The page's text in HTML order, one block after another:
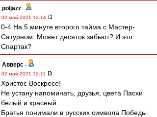
poljazz -
02 май 2021 12:14
0-4 На 5 минуте второго тайма с Мастер-
Сатурном. Может десяток забьют? И это
Спартак?
Авверс -
02 май 2021 12:11
Христос Воскресе!
Не устану напоминать, друзья, цвета Пасхи
белый и красный.
Братья понимали в русских символа Победы.